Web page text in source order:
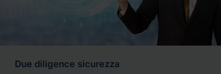
Due diligence sicurezza